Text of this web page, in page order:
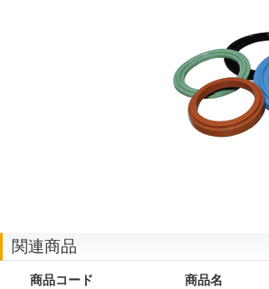
関連商品
商品コード 商品名